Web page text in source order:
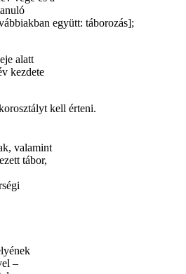
együtt: táborozás];
alatt
kezdete
kell érteni.
valamint
tábor,
–